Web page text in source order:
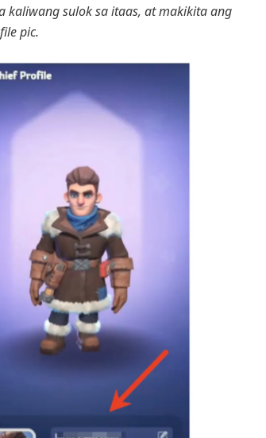
kaliwang sulok sa itaas, at makikita ang
pic.